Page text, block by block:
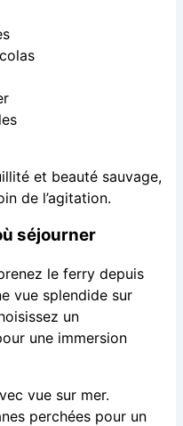
et beauté sauvage,
de l’agitation.
séjourner
le ferry depuis
vue splendide sur
un
une immersion
vue sur mer.
perchées pour un